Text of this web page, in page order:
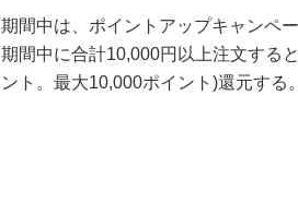
期間中は、ポイントアップキャンペ
期間中に合計10,000円以上注文する
ント。最大10,000ポイント)還元する。